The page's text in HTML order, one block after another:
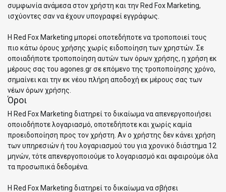
συμφωνία ανάμεσα στον χρήστη και την Red Fox Marketing,
ισχύοντες σαν να έχουν υπογραφεί εγγράφως.
Η Red Fox Marketing μπορεί οποτεδήποτε να τροποποιεί τους
πιο κάτω όρους χρήσης χωρίς ειδοποίηση των χρηστών. Σε
οποιαδήποτε τροποποίηση αυτών των όρων χρήσης, η χρήση εκ
μέρους σας του agones.gr σε επόμενο της τροποποίησης χρόνο,
σημαίνει και την εκ νέου πλήρη αποδοχή εκ μέρους σας των
νέων όρων χρήσης.
Όροι
Η Red Fox Marketing διατηρεί το δικαίωμα να απενεργοποιήσει
οποιοδήποτε λογαριασμό, οποτεδήποτε και χωρίς καμία
προειδοποίηση προς τον χρήστη. Αν ο χρήστης δεν κάνει χρήση
των υπηρεσιών ή του λογαριασμού του για χρονικό διάστημα 12
μηνών, τότε απενεργοποιούμε το λογαριασμό και αφαιρούμε όλα
τα προσωπικά δεδομένα.
Η Red Fox Marketing διατηρεί το δικαίωμα να σβήσει